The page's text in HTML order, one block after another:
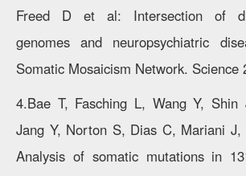
Freed D et al: Intersection of
genomes and neuropsychiatric
Somatic Mosaicism Network. Science
4.Bae T, Fasching L, Wang Y, Shin
Jang Y, Norton S, Dias C, Mariani
Analysis of somatic mutations in